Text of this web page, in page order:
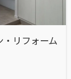
リフォーム